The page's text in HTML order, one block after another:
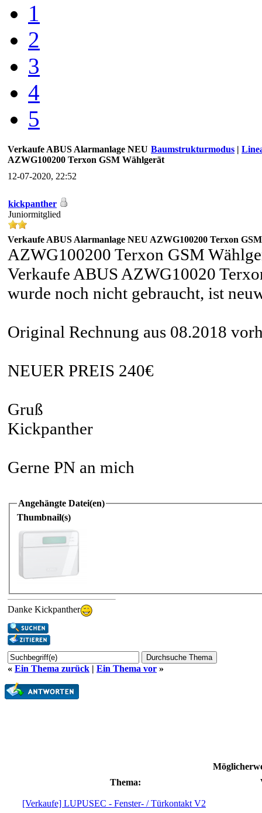
1
2
3
4
5
Baumstrukturmodus |
Verkaufe ABUS Alarmanlage NEU
AZWG100200 Terxon GSM Wählgerät
12-07-2020, 22:52
kickpanther
Juniormitglied
Verkaufe ABUS Alarmanlage NEU AZWG100200 Terxon
AZWG100200 Terxon GSM
Verkaufe ABUS AZWG10020
wurde noch nicht gebraucht, ist
Original Rechnung aus 08.2018
NEUER PREIS 240€
Gruß
Kickpanther
Gerne PN an mich
Angehängte Datei(en)
Thumbnail(s)
Danke Kickpanther
« Ein Thema zurück | Ein Thema vor »
Thema:
[Verkaufe] LUPUSEC - Fenster- / Türkontakt V2